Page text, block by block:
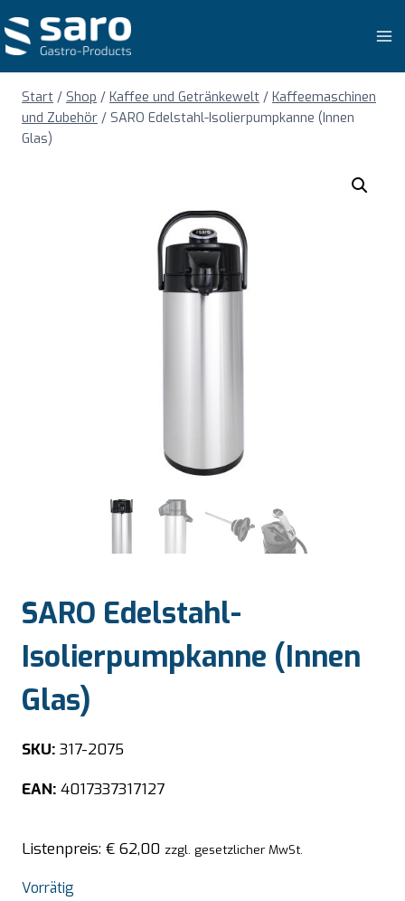
Inhalt
springen
Start / Shop / Kaffee und Getränkewelt / Kaffeemaschinen
und Zubehör / SARO Edelstahl-Isolierpumpkanne (Innen
Glas)
SARO Edelstahl-
Isolierpumpkanne (Innen
Glas)
SKU: 317-2075
EAN: 4017337317127
Listenpreis: € 62,00 zzgl. gesetzlicher MwSt.
Vorrätig